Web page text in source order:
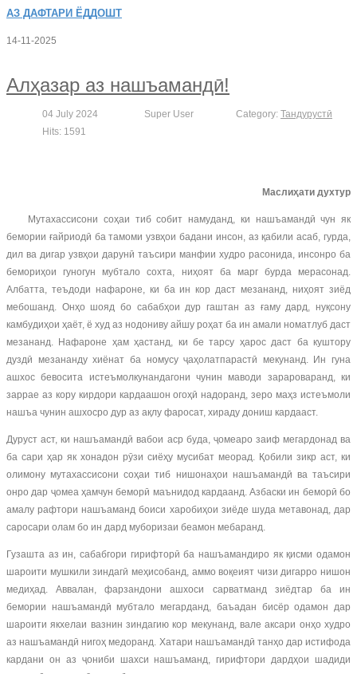
АЗ ДАФТАРИ ЁДДОШТ
14-11-2025
Алҳазар аз нашъамандӣ!
04 July 2024 Super User Category: Тандурустӣ
Hits: 1591
Маслиҳати духтур
Мутахассисони соҳаи тиб собит намуданд, ки нашъамандӣ чун як
бемории ғайриодӣ ба тамоми узвҳои бадани инсон, аз қабили асаб, гурда,
дил ва дигар узвҳои дарунӣ таъсири манфии худро расонида, инсонро ба
бемориҳои гуногун мубтало сохта, ниҳоят ба марг бурда мерасонад.
Албатта, теъдоди нафароне, ки ба ин кор даст мезананд, ниҳоят зиёд
мебошанд. Онҳо шояд бо сабабҳои дур гаштан аз ғаму дард, нуқсону
камбудиҳои ҳаёт, ё худ аз нодониву айшу роҳат ба ин амали номатлуб даст
мезананд. Нафароне ҳам ҳастанд, ки бе тарсу ҳарос даст ба куштору
дуздӣ мезананду хиёнат ба номусу ҷаҳолатпарастӣ мекунанд. Ин гуна
ашхос бевосита истеъмолкунандагони чунин маводи зарароваранд, ки
заррае аз кору кирдори кардаашон огоҳӣ надоранд, зеро маҳз истеъмоли
нашъа чунин ашхосро дур аз ақлу фаросат, хираду дониш кардааст.
Дуруст аст, ки нашъамандӣ вабои аср буда, ҷомеаро заиф мегардонад ва
ба сари ҳар як хонадон рӯзи сиёҳу мусибат меорад. Қобили зикр аст, ки
олимону мутахассисони соҳаи тиб нишонаҳои нашъамандӣ ва таъсири
онро дар ҷомеа ҳамчун беморӣ маънидод кардаанд. Азбаски ин беморӣ бо
амалу рафтори нашъаманд боиси харобиҳои зиёде шуда метавонад, дар
саросари олам бо ин дард муборизаи беамон мебаранд.
Гузашта аз ин, сабабгори гирифторӣ ба нашъамандиро як қисми одамон
шароити мушкили зиндагӣ меҳисобанд, аммо воқеият чизи дигарро нишон
медиҳад. Аввалан, фарзандони ашхоси сарватманд зиёдтар ба ин
бемории нашъамандӣ мубтало мегарданд, баъадан бисёр одамон дар
шароити якхелаи вазнин зиндагию кор мекунанд, вале аксари онҳо худро
аз нашъамандӣ нигоҳ медоранд. Хатари нашъамандӣ танҳо дар истифода
кардани он аз ҷониби шахси нашъаманд, гирифтори дардҳои шадиди